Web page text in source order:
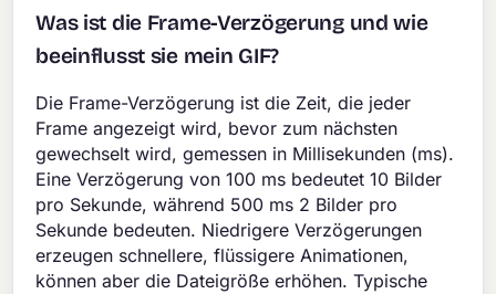
Was ist die Frame-Verzögerung und wie
beeinflusst sie mein GIF?
Die Frame-Verzögerung ist die Zeit, die jeder
Frame angezeigt wird, bevor zum nächsten
gewechselt wird, gemessen in Millisekunden (ms).
Eine Verzögerung von 100 ms bedeutet 10 Bilder
pro Sekunde, während 500 ms 2 Bilder pro
Sekunde bedeuten. Niedrigere Verzögerungen
erzeugen schnellere, flüssigere Animationen,
können aber die Dateigröße erhöhen. Typische